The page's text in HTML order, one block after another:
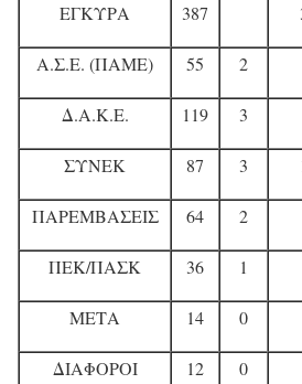
ΕΓΚΥΡΑ 387
Α.Σ.Ε. (ΠΑΜΕ) 55 2
Δ.Α.Κ.Ε. 119 3
ΣΥΝΕΚ 87 3
ΠΑΡΕΜΒΑΣΕΙΣ 64 2
ΠΕΚ/ΠΑΣΚ 36 1
ΜΕΤΑ 14 0
ΔΙΑΦΟΡΟΙ 12 0